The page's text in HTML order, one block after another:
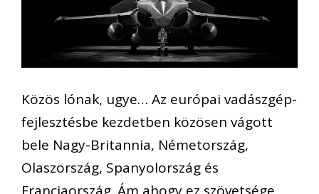
Közös lónak, ugye… Az európai vadászgép-
fejlesztésbe kezdetben közösen vágott
bele Nagy-Britannia, Németország,
Olaszország, Spanyolország és